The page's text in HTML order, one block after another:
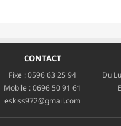
CONTACT
Fixe :0596 63 25 94
Mobile :0696 50 91 61
eskiss972@gmail.com
Du